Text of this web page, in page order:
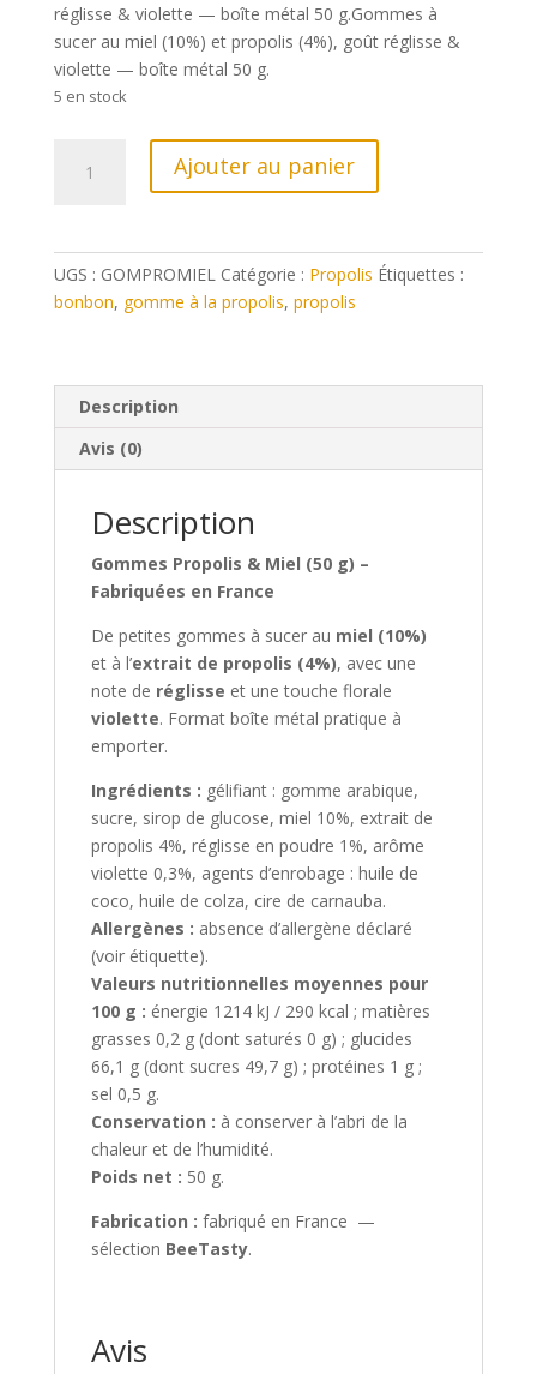
réglisse & violette — boîte métal 50 g.Gommes à
sucer au miel (10%) et propolis (4%), goût réglisse &
violette — boîte métal 50 g.
5 en stock
miel
Ajouter au panier
UGS : GOMPROMIEL Catégorie : Propolis Étiquettes :
bonbon, gomme à la propolis, propolis
Description
Avis (0)
Description
Gommes Propolis & Miel (50 g) –
Fabriquées en France
De petites gommes à sucer au miel (10%)
et à l’extrait de propolis (4%), avec une
note de réglisse et une touche florale
violette. Format boîte métal pratique à
emporter.
Ingrédients : gélifiant : gomme arabique,
sucre, sirop de glucose, miel 10%, extrait de
propolis 4%, réglisse en poudre 1%, arôme
violette 0,3%, agents d’enrobage : huile de
coco, huile de colza, cire de carnauba.
Allergènes : absence d’allergène déclaré
(voir étiquette).
Valeurs nutritionnelles moyennes pour
100 g : énergie 1214 kJ / 290 kcal ; matières
grasses 0,2 g (dont saturés 0 g) ; glucides
66,1 g (dont sucres 49,7 g) ; protéines 1 g ;
sel 0,5 g.
Conservation : à conserver à l’abri de la
chaleur et de l’humidité.
Poids net : 50 g.
Fabrication : fabriqué en France —
sélection BeeTasty.
Avis